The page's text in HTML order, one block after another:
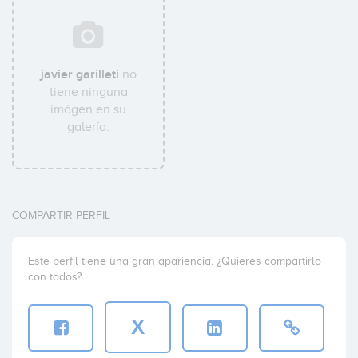
javier garilleti no
tiene ninguna
imágen en su
galería.
COMPARTIR PERFIL
Este perfil tiene una gran apariencia. ¿Quieres compartirlo
con todos?
X